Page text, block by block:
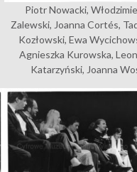
Piotr Nowacki,
Zalewski, Joanna Cortés,
Kozłowski, Ewa
Agnieszka Kurowska,
Katarzyński, Joanna